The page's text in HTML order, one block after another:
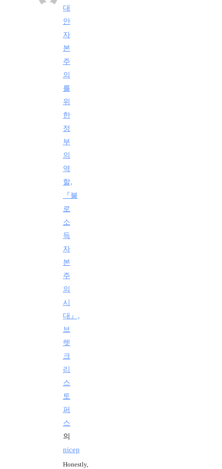
대
안
자
본
주
의
를
위
한
정
부
의
역
할,
『불
로
소
득
자
본
주
의
시
대』,
브
렛
크
리
스
토
퍼
스
의
nicep
Honestly,